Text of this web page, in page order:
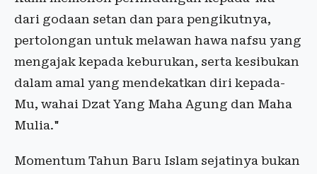
dari godaan setan dan para pengikutnya,
pertolongan untuk melawan hawa nafsu yang
mengajak kepada keburukan, serta kesibukan
dalam amal yang mendekatkan diri kepada-
Mu, wahai Dzat Yang Maha Agung dan Maha
Mulia."
Momentum Tahun Baru Islam sejatinya bukan